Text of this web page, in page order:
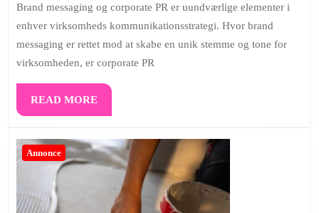
A
Guide
to
Brand messaging og corporate PR er uundværlige elementer i
enhver virksomheds kommunikationsstrategi. Hvor brand
messaging er rettet mod at skabe en unik stemme og tone for
virksomheden, er corporate PR
READ MOREREAD
MORE
Annonce